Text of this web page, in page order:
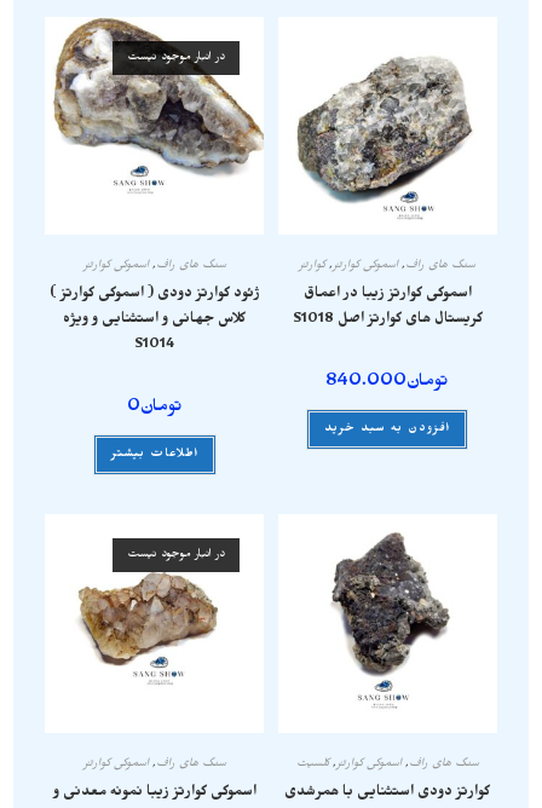
سنگ های راف,اسموکی کوارتز,کوارتز
اسموکی کوارتز زیبا در اعماق
کریستال های کوارتز اصل S1018
تومان840.000
افزودن به سبد خرید
در انبار موجود نیست
سنگ های راف,اسموکی کوارتز
ژئود کوارتز دودی ( اسموکی کوارتز )
کلاس جهانی و استثنایی و ویژه
S1014
تومان0
اطلاعات بیشتر
سنگ های راف,اسموکی کوارتز,کلسیت
کوارتز دودی استثنایی با همرشدی
در انبار موجود نیست
سنگ های راف,اسموکی کوارتز
اسموکی کوارتز زیبا نمونه معدنی و